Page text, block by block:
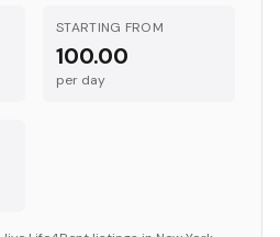
STARTING FROM
100.00
per day